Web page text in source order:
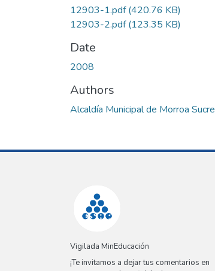
12903-1.pdf(420.76 KB)
12903-2.pdf(123.35 KB)
Date
2008
Authors
Alcaldía Municipal de Morroa Sucre
Vigilada MinEducación
¡Te invitamos a dejar tus comentarios en